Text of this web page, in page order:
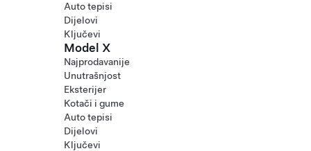
Auto tepisi
Dijelovi
Ključevi
Model X
Najprodavanije
Unutrašnjost
Eksterijer
Kotači i gume
Auto tepisi
Dijelovi
Ključevi